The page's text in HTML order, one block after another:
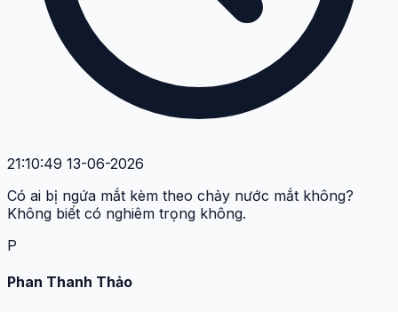
21:10:49 13-06-2026
Có ai bị ngứa mắt kèm theo chảy nước mắt không?
Không biết có nghiêm trọng không.
P
Phan Thanh Thảo